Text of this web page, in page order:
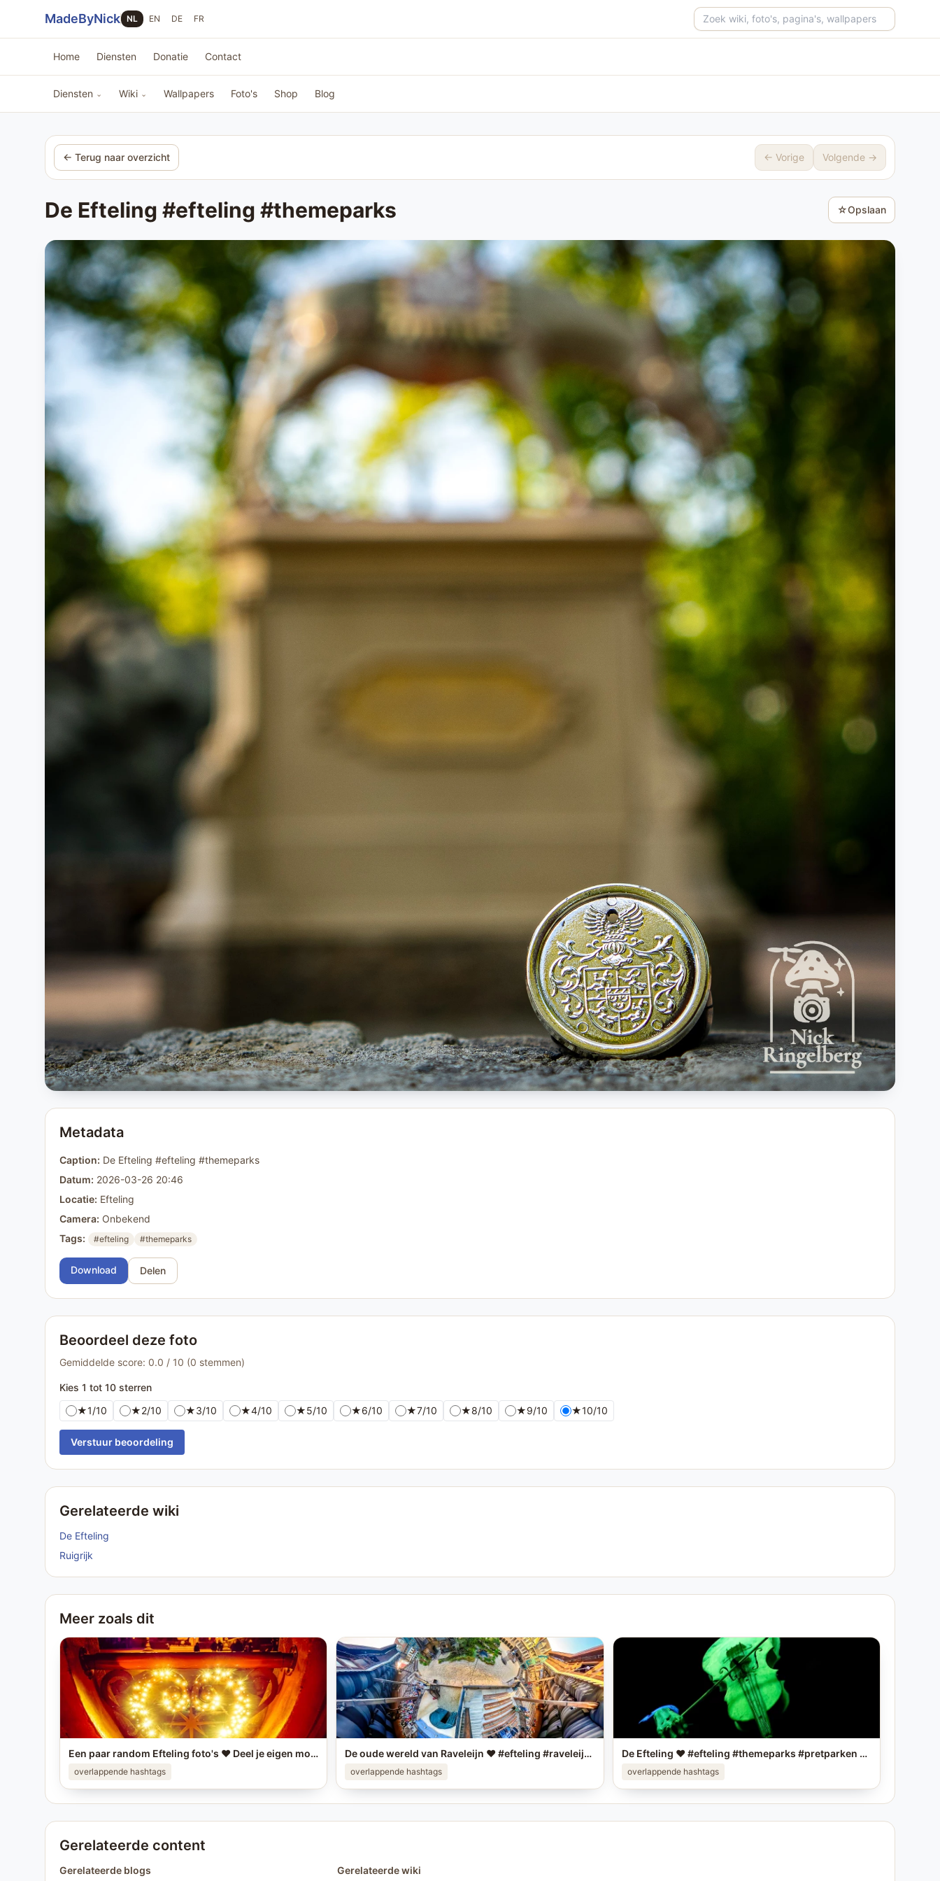
MadeByNick NL EN DE FR Zoeken op de site
Home Diensten Donatie Contact
Diensten ⌄ Wiki ⌄ Wallpapers Foto's Shop Blog
← Terug naar overzicht ← Vorige Volgende →
De Efteling #efteling #themeparks ☆Opslaan
Metadata
Caption: De Efteling #efteling #themeparks
Datum: 2026-03-26 20:46
Locatie: Efteling
Camera: Onbekend
Tags:
#efteling #themeparks
Download Delen
Beoordeel deze foto
Gemiddelde score: 0.0 / 10 (0 stemmen)
Kies 1 tot 10 sterren
★1/10 ★2/10 ★3/10 ★4/10 ★5/10 ★6/10 ★7/10 ★8/10 ★9/10 ★10/10
Verstuur beoordeling
Gerelateerde wiki
De Efteling
Ruigrijk
Meer zoals dit
Een paar random Efteling foto's ❤️ Deel je eigen mooiste Efteling foto in je story op #instagram en tag me! #efteling #themeparks #happyplace #brabant #enjoy #pretpark
overlappende hashtags
De oude wereld van Raveleijn ❤️ #efteling #raveleijn #themeparks
overlappende hashtags
De Efteling ❤️ #efteling #themeparks #pretparken #brabant
overlappende hashtags
Gerelateerde content
Gerelateerde blogs Gerelateerde wiki